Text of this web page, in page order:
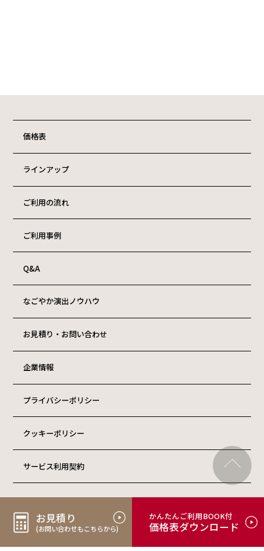
価格表
ラインアップ
ご利用の流れ
ご利用事例
Q&A
なごやか演出ノウハウ
お見積り・お問い合わせ
企業情報
プライバシーポリシー
クッキーポリシー
サービス利用契約
ご利用事例発信
お見積り
(お問い合わせもこちらから)
かんたんご利用BOOK付
価格表ダウンロード